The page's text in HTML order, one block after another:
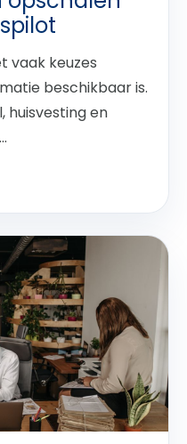
vaak keuzes
beschikbaar is.
huisvesting en